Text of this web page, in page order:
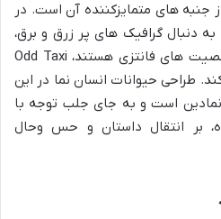
جنبه های متمایزکننده آن است. در
به دنبال گرافیک های پر زرق و برق،
اکشن های سریع و طراحی شخصیت های فانتزی هستند، Odd Taxi
طراحی حیوانات انسان نما در این
نمادین است و به جای جلب توجه با
بر انتقال داستان و حس وحال